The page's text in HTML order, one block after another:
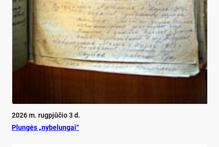
2026 m. rugpjūčio 3 d.
Plun­gės „ny­be­lun­gai“